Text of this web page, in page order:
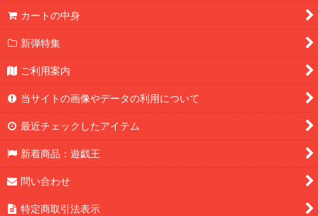
カートの中身
新弾特集
ご利用案内
当サイトの画像やデータの利用について
最近チェックしたアイテム
新着商品：遊戯王
問い合わせ
特定商取引法表示